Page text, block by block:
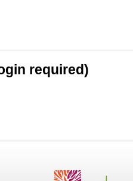
required)